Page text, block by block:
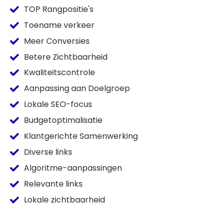
TOP Rangpositie's
Toename verkeer
Meer Conversies
Betere Zichtbaarheid
Kwaliteitscontrole
Aanpassing aan Doelgroep
Lokale SEO-focus
Budgetoptimalisatie
Klantgerichte Samenwerking
Diverse links
Algoritme-aanpassingen
Relevante links
Lokale zichtbaarheid